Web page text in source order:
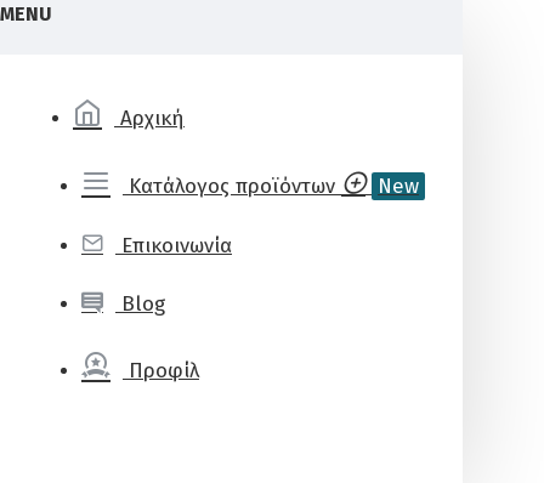
MENU
Αρχική
Κατάλογος προϊόντων New
Επικοινωνία
Blog
Προφίλ